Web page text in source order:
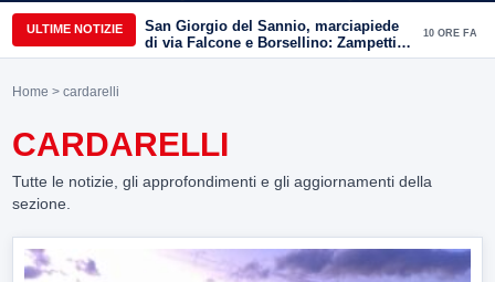
ULTIME NOTIZIE
San Giorgio del Sannio, marciapiede
di via Falcone e Borsellino: Zampetti e
Lombardi replicano alle polemiche
10 ORE FA
Home > cardarelli
CARDARELLI
Tutte le notizie, gli approfondimenti e gli aggiornamenti della
sezione.